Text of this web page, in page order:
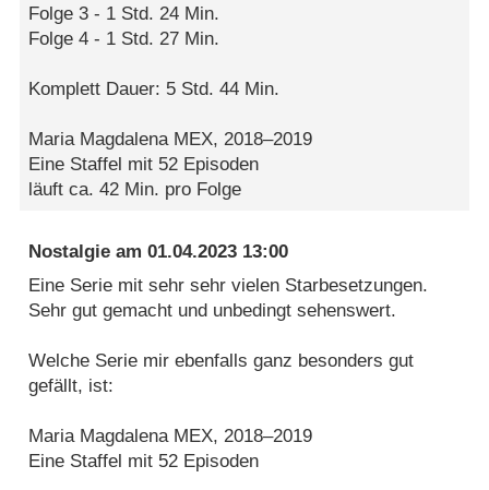
Folge 3 - 1 Std. 24 Min.
Folge 4 - 1 Std. 27 Min.
Komplett Dauer: 5 Std. 44 Min.
Maria Magdalena MEX, 2018–2019
Eine Staffel mit 52 Episoden
läuft ca. 42 Min. pro Folge
Nostalgie am01.04.2023 13:00
Eine Serie mit sehr sehr vielen Starbesetzungen.
Sehr gut gemacht und unbedingt sehenswert.
Welche Serie mir ebenfalls ganz besonders gut
gefällt, ist:
Maria Magdalena MEX, 2018–2019
Eine Staffel mit 52 Episoden